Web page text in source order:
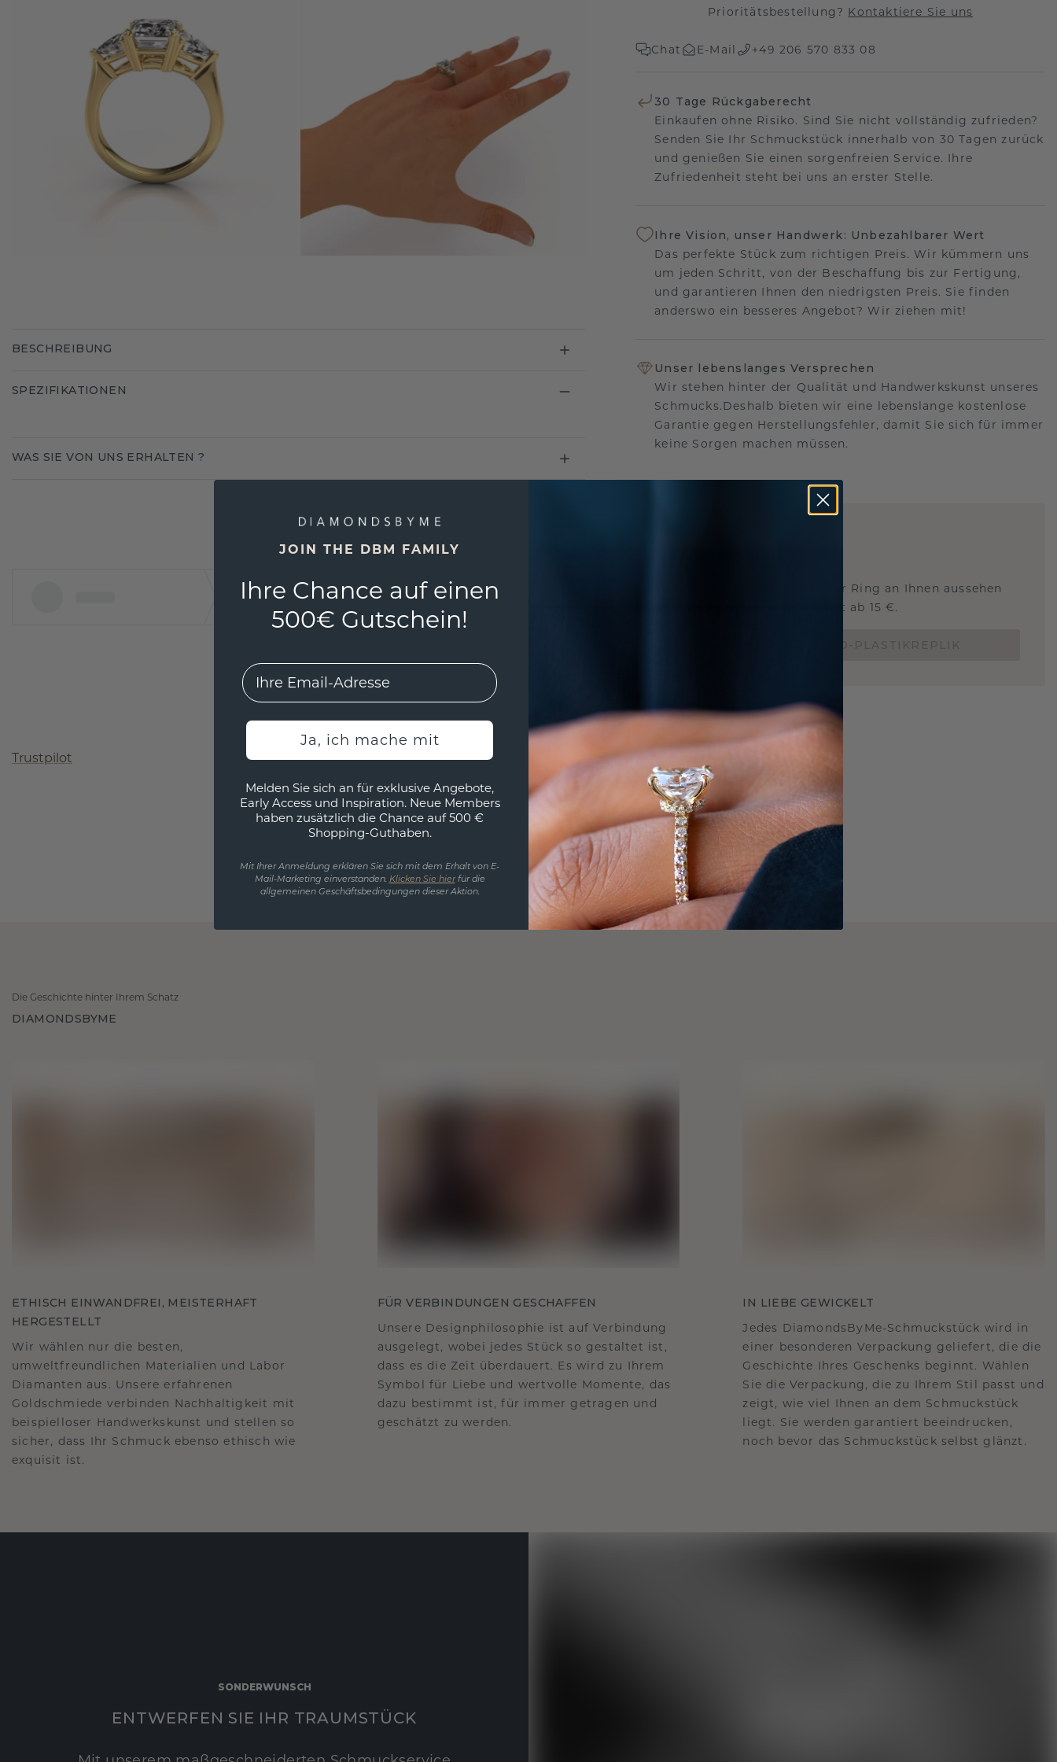
Prioritätsbestellung? Kontaktiere Sie uns
Chat E-Mail +49 206 570 833 08
30 Tage Rückgaberecht
Einkaufen ohne Risiko. Sind Sie nicht vollständig zufrieden?
Senden Sie Ihr Schmuckstück innerhalb von 30 Tagen zurück
und genießen Sie einen sorgenfreien Service. Ihre
Zufriedenheit steht bei uns an erster Stelle.
Ihre Vision, unser Handwerk: Unbezahlbarer Wert
Das perfekte Stück zum richtigen Preis. Wir kümmern uns
um jeden Schritt, von der Beschaffung bis zur Fertigung,
und garantieren Ihnen den niedrigsten Preis. Sie finden
anderswo ein besseres Angebot? Wir ziehen mit!
Unser lebenslanges Versprechen
Wir stehen hinter der Qualität und Handwerkskunst unseres
Schmucks.Deshalb bieten wir eine lebenslange kostenlose
Garantie gegen Herstellungsfehler, damit Sie sich für immer
keine Sorgen machen müssen.
Wollen Sie wissen, wie dieser Ring an Ihnen aussehen
würde und ob er passt? Jetzt ab 15 €.
BESCHREIBUNG
SPEZIFIKATIONEN
WAS SIE VON UNS ERHALTEN ?
Trustpilot
Die Geschichte hinter Ihrem Schatz
DIAMONDSBYME
ETHISCH EINWANDFREI, MEISTERHAFT
HERGESTELLT
Wir wählen nur die besten,
umweltfreundlichen Materialien und Labor
Diamanten aus. Unsere erfahrenen
Goldschmiede verbinden Nachhaltigkeit mit
beispielloser Handwerkskunst und stellen so
sicher, dass Ihr Schmuck ebenso ethisch wie
exquisit ist.
FÜR VERBINDUNGEN GESCHAFFEN
Unsere Designphilosophie ist auf Verbindung
ausgelegt, wobei jedes Stück so gestaltet ist,
dass es die Zeit überdauert. Es wird zu Ihrem
Symbol für Liebe und wertvolle Momente, das
dazu bestimmt ist, für immer getragen und
geschätzt zu werden.
IN LIEBE GEWICKELT
Jedes DiamondsByMe-Schmuckstück wird in
einer besonderen Verpackung geliefert, die die
Geschichte Ihres Geschenks beginnt. Wählen
Sie die Verpackung, die zu Ihrem Stil passt und
zeigt, wie viel Ihnen an dem Schmuckstück
liegt. Sie werden garantiert beeindrucken,
noch bevor das Schmuckstück selbst glänzt.
SONDERWUNSCH
ENTWERFEN SIE IHR TRAUMSTÜCK
JOIN THE DBM FAMILY
Ihre Chance auf einen
500€ Gutschein!
EMail
Ja, ich mache mit
Melden Sie sich an für exklusive Angebote,
Early Access und Inspiration. Neue Members
haben zusätzlich die Chance auf 500 €
Shopping-Guthaben.
Mit Ihrer Anmeldung erklären Sie sich mit dem Erhalt von E-
Mail-Marketing einverstanden. Klicken Sie hierfür die
allgemeinen Geschäftsbedingungen dieser Aktion.